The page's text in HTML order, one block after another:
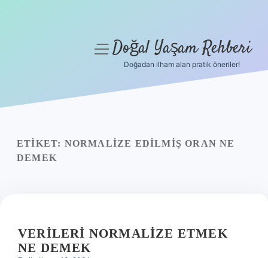
Yasal Uyarı
menüyüDoğal Yaşam Rehberi
Doğadan ilham alan pratik öneriler!
ETIKET: NORMALIZE EDILMIŞ ORAN NE
DEMEK
VERILERI NORMALIZE ETMEK
NE DEMEK